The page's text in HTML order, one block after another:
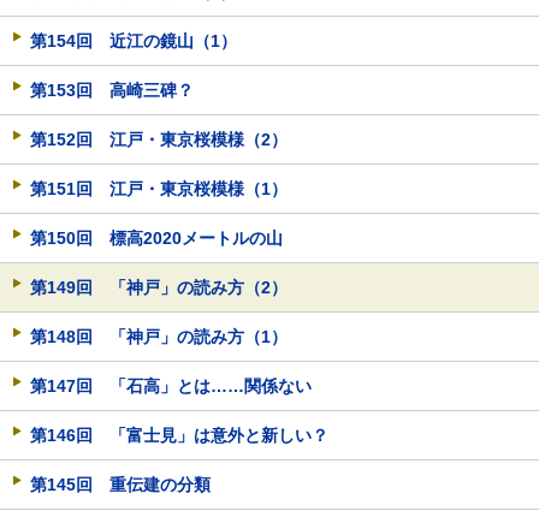
第154回 近江の鏡山（1）
第153回 高崎三碑？
第152回 江戸・東京桜模様（2）
第151回 江戸・東京桜模様（1）
第150回 標高2020メートルの山
第149回 「神戸」の読み方（2）
第148回 「神戸」の読み方（1）
第147回 「石高」とは……関係ない
第146回 「富士見」は意外と新しい？
第145回 重伝建の分類